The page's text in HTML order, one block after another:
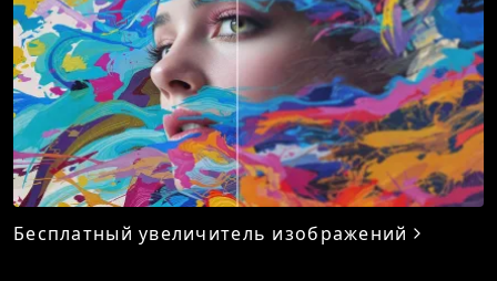
Бесплатный увеличитель изображений